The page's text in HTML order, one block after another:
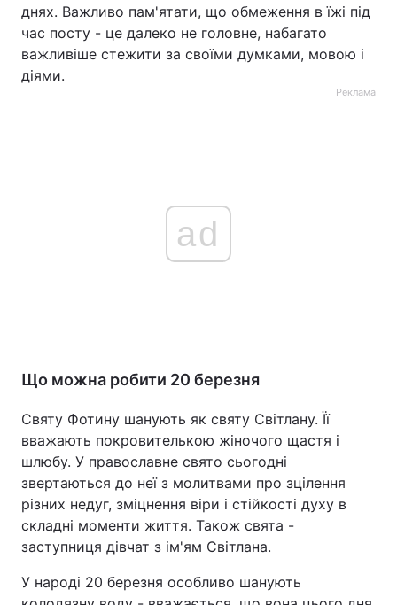
днях. Важливо пам'ятати, що обмеження в їжі під
час посту - це далеко не головне, набагато
важливіше стежити за своїми думками, мовою і
діями.
Реклама
ad
Що можна робити 20 березня
Святу Фотину шанують як святу Світлану. Її
вважають покровителькою жіночого щастя і
шлюбу. У православне свято сьогодні
звертаються до неї з молитвами про зцілення
різних недуг, зміцнення віри і стійкості духу в
складні моменти життя. Також свята -
заступниця дівчат з ім'ям Світлана.
У народі 20 березня особливо шанують